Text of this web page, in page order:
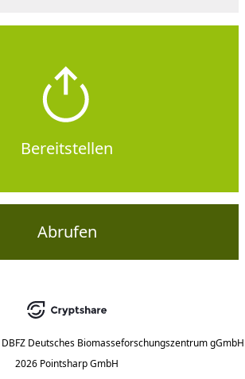
Bereitstellen
Abrufen
DBFZ Deutsches Biomasseforschungszentrum gGmbH
2026 Pointsharp GmbH